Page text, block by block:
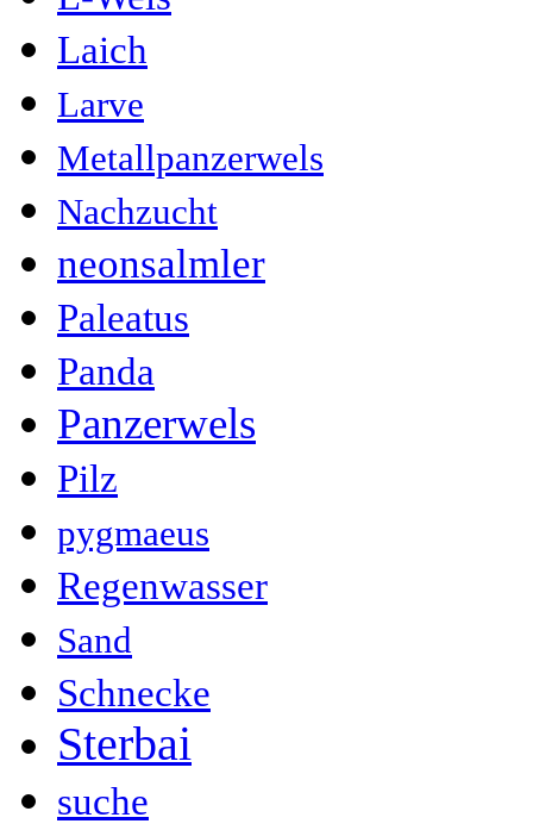
Laich
Larve
Metallpanzerwels
Nachzucht
neonsalmler
Paleatus
Panda
Panzerwels
Pilz
pygmaeus
Regenwasser
Sand
Schnecke
Sterbai
suche